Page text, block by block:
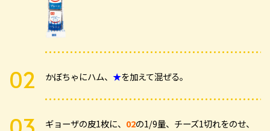
かぼちゃにハム、 ★を加えて混ぜる。
ギョーザの皮1枚に、 02の1/9量、チーズ1切れをのせ、